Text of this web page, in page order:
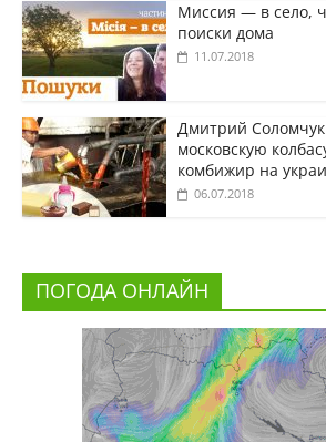
Миссия — в село,
поиски дома
11.07.2018
Дмитрий
московскую
комбижир на
06.07.2018
ПОГОДА ОНЛАЙН